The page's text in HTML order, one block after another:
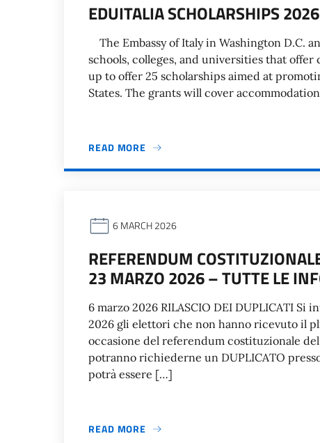
EDUITALIA SCHOLARSHIPS 2026
The Embassy of Italy in Washington D.C.
schools, colleges, and universities that
up to offer 25 scholarships aimed at
States. The grants will cover
READ MORE
6 MARCH 2026
REFERENDUM
23 MARZO 2026 – TUTTE LE
6 marzo 2026 RILASCIO DEI DUPLICATI Si
2026 gli elettori che non hanno ricevuto il
occasione del referendum costituzionale
potranno richiederne un DUPLICATO
potrà essere […]
READ MORE